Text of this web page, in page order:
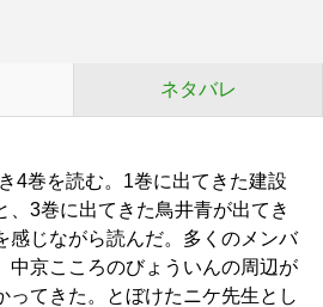
ネタバレ
4巻を読む。1巻に出てきた建設
、3巻に出てきた鳥井青が出てき
感じながら読んだ。多くのメンバ
中京こころのびょういんの周辺が
ってきた。とぼけたニケ先生とし